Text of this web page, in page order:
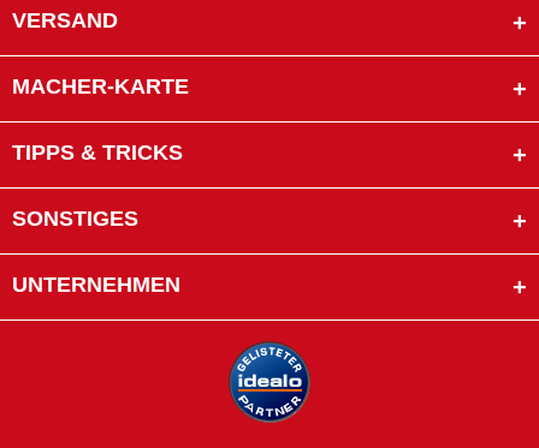
VERSAND
MACHER-KARTE
TIPPS & TRICKS
SONSTIGES
UNTERNEHMEN